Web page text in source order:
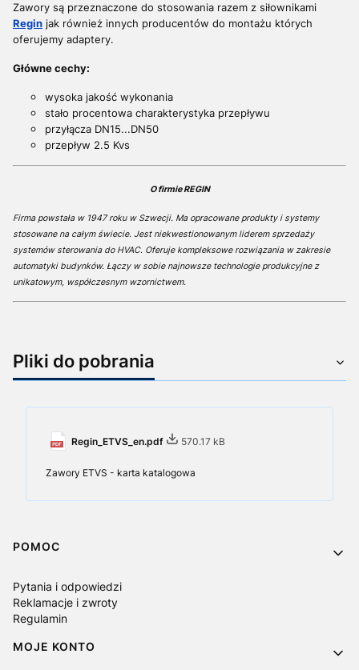
Zawory są przeznaczone do stosowania razem z siłownikami
Regin jak również innych producentów do montażu których
oferujemy adaptery.
Główne cechy:
wysoka jakość wykonania
stało procentowa charakterystyka przepływu
przyłącza DN15...DN50
przepływ 2.5 Kvs
O firmie REGIN
Firma powstała w 1947 roku w Szwecji. Ma opracowane produkty i systemy
stosowane na całym świecie. Jest niekwestionowanym liderem sprzedaży
systemów sterowania do HVAC. Oferuje kompleksowe rozwiązania w zakresie
automatyki budynków. Łączy w sobie najnowsze technologie produkcyjne z
unikatowym, współczesnym wzornictwem.
Pliki do pobrania
Regin_ETVS_en.pdf 570.17 kB
Zawory ETVS - karta katalogowa
Linki w stopce
POMOC
Pytania i odpowiedzi
Reklamacje i zwroty
Regulamin
MOJE KONTO